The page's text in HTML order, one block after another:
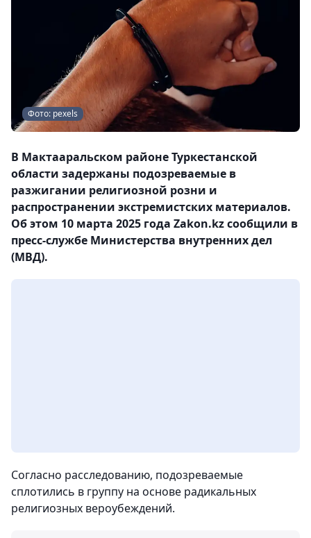
Фото: pexels
В Мактааральском районе Туркестанской
области задержаны подозреваемые в
разжигании религиозной розни и
распространении экстремистских материалов.
Об этом 10 марта 2025 года Zakon.kz сообщили в
пресс-службе Министерства внутренних дел
(МВД).
Согласно расследованию, подозреваемые
сплотились в группу на основе радикальных
религиозных вероубеждений.